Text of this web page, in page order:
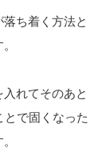
ち着く方法と
れてそのあと
とで固くなった